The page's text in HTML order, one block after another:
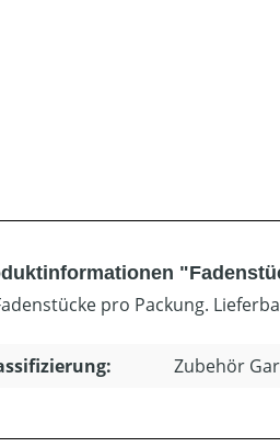
pro Packung.
Zubehör